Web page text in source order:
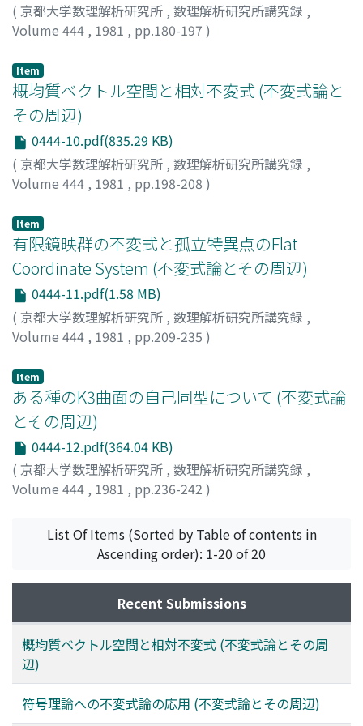
( 京都大学数理解析研究所 , 数理解析研究所講究録 ,
Volume 444 , 1981 , pp.180-197 )
Item
概均質ベクトル空間と相対不変式 (不変式論と
その周辺)
0444-10.pdf(835.29 KB)
( 京都大学数理解析研究所 , 数理解析研究所講究録 ,
Volume 444 , 1981 , pp.198-208 )
Item
有限鏡映群の不変式と孤立特異点のFlat
Coordinate System (不変式論とその周辺)
0444-11.pdf(1.58 MB)
( 京都大学数理解析研究所 , 数理解析研究所講究録 ,
Volume 444 , 1981 , pp.209-235 )
Item
ある種のK3曲面の自己同型について (不変式論
とその周辺)
0444-12.pdf(364.04 KB)
( 京都大学数理解析研究所 , 数理解析研究所講究録 ,
Volume 444 , 1981 , pp.236-242 )
List Of Items (Sorted by Table of contents in
Ascending order): 1-20 of 20
Recent Submissions
概均質ベクトル空間と相対不変式 (不変式論とその周
辺)
符号理論への不変式論の応用 (不変式論とその周辺)